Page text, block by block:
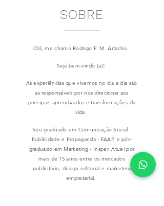
SOBRE
Olá, me chamo Rodrigo F. M. Artacho.
Seja bem-vindo (a)!
As experiências que vivemos no dia a dia são
as responsáveis pornos direcionar aos
principais aprendizados e transformações da
vida.
Sou graduado em Comunicação Social -
Publicidade e Propaganda - FAAP, e pós-
graduado em Marketing - Insper. Atuei por
mais de 15 anos entre os mercados
publicitário, design editorial e marketing
empresarial.